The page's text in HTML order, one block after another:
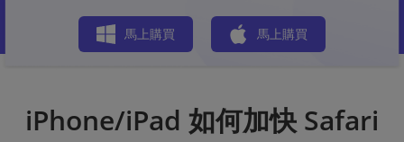
馬上購買 馬上購買
iPhone/iPad 如何加快 Safari